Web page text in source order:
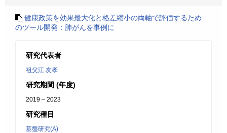
健康政策を効果最大化と格差縮小の両軸で評価するため
のツール開発：肺がんを事例に
研究代表者
祖父江 友孝
研究期間 (年度)
2019 – 2023
研究種目
基盤研究(A)